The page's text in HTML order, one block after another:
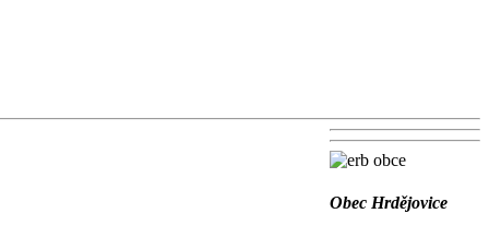
Obec Hrdějovice